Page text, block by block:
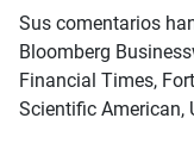
Sus comentarios
Bloomberg
Financial Times,
Scientific American,